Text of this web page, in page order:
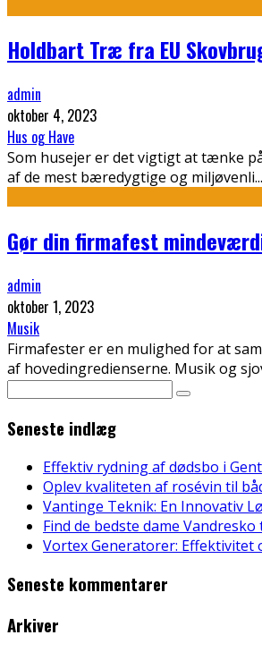
Holdbart Træ fra EU
admin
oktober 4, 2023
Hus og Have
Som husejer er det vigtigt at tænke
af de mest bæredygtige og miljøvenli...
Gør din firmafest
admin
oktober 1, 2023
Musik
Firmafester er en mulighed for at
af hovedingredienserne. Musik og
Seneste indlæg
Effektiv rydning af dødsbo i
Oplev kvaliteten af rosévin til
Vantinge Teknik: En Innovativ
Find de bedste dame
Vortex Generatorer: Effektivitet
Seneste kommentarer
Arkiver